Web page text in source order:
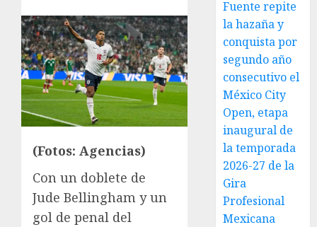
(Fotos: Agencias)
Con un doblete de
Jude Bellingham y un
gol de penal del
Fuente repite
la hazaña y
conquista por
segundo año
consecutivo el
México City
Open, etapa
inaugural de
la temporada
2026-27 de la
Gira
Profesional
Mexicana